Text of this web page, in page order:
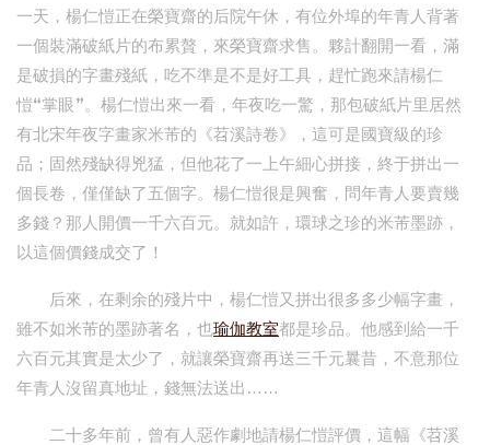
一天，楊仁愷正在榮寶齋的后院午休，有位外埠的年青人背著
一個裝滿破紙片的布累贅，來榮寶齋求售。夥計翻開一看，滿
是破損的字畫殘紙，吃不準是不是好工具，趕忙跑來請楊仁
愷“掌眼”。楊仁愷出來一看，年夜吃一驚，那包破紙片里居然
有北宋年夜字畫家米芾的《苕溪詩卷》，這可是國寶級的珍
品；固然殘缺得兇猛，但他花了一上午細心拼接，終于拼出一
個長卷，僅僅缺了五個字。楊仁愷很是興奮，問年青人要賣幾
多錢？那人開價一千六百元。就如許，環球之珍的米芾墨跡，
以這個價錢成交了！
后來，在剩余的殘片中，楊仁愷又拼出很多多少幅字畫，
雖不如米芾的墨跡著名，也瑜伽教室都是珍品。他感到給一千
六百元其實是太少了，就讓榮寶齋再送三千元曩昔，不意那位
年青人沒留真地址，錢無法送出……
二十多年前，曾有人惡作劇地請楊仁愷評價，這幅《苕溪